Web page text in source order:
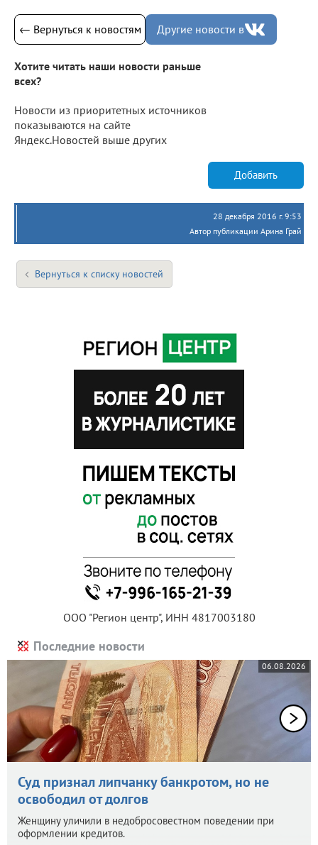
← Вернуться к новостям Другие новости в
Хотите читать наши новости раньше
всех?
Новости из приоритетных источников
показываются на сайте
Яндекс.Новостей выше других
Добавить
28 декабря 2016 г. 9:53
Автор публикации Арина Грай
Вернуться к списку новостей
ООО "Регион центр", ИНН 4817003180
Последние новости
06.08.2026
Суд признал липчанку банкротом, но не
освободил от долгов
Женщину уличили в недобросовестном поведении при
оформлении кредитов.